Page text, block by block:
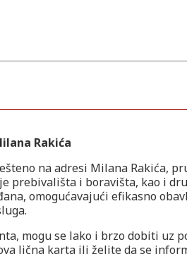
Rakića
na adresi Milana Rakića,
i boravišta, kao i
omogućavajući efikasno
mogu se lako i brzo dobiti uz
lična karta ili želite da se